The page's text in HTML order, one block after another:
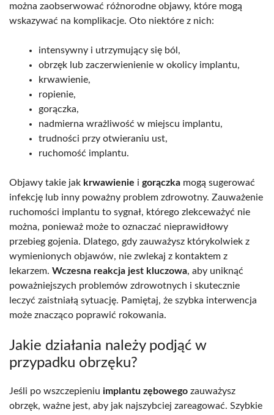
można zaobserwować różnorodne objawy, które mogą
wskazywać na komplikacje. Oto niektóre z nich:
intensywny i utrzymujący się ból,
obrzęk lub zaczerwienienie w okolicy implantu,
krwawienie,
ropienie,
gorączka,
nadmierna wrażliwość w miejscu implantu,
trudności przy otwieraniu ust,
ruchomość implantu.
Objawy takie jak krwawienie i gorączka mogą sugerować
infekcję lub inny poważny problem zdrowotny. Zauważenie
ruchomości implantu to sygnał, którego zlekceważyć nie
można, ponieważ może to oznaczać nieprawidłowy
przebieg gojenia. Dlatego, gdy zauważysz którykolwiek z
wymienionych objawów, nie zwlekaj z kontaktem z
lekarzem. Wczesna reakcja jest kluczowa, aby uniknąć
poważniejszych problemów zdrowotnych i skutecznie
leczyć zaistniałą sytuację. Pamiętaj, że szybka interwencja
może znacząco poprawić rokowania.
Jakie działania należy podjąć w
przypadku obrzęku?
Jeśli po wszczepieniu implantu zębowego zauważysz
obrzęk, ważne jest, aby jak najszybciej zareagować. Szybkie